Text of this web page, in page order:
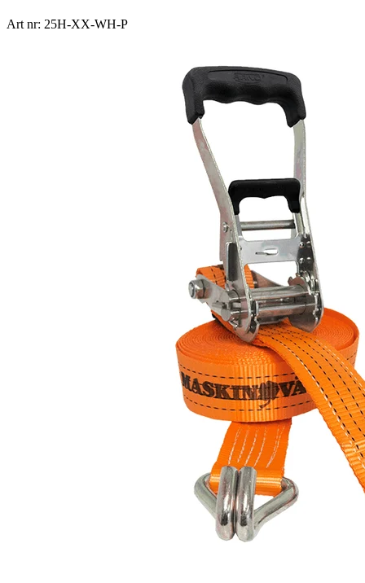
Art nr: 25H-XX-WH-P